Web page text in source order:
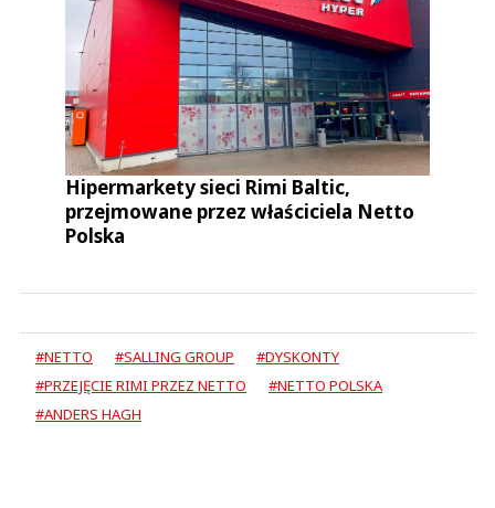
Hipermarkety sieci Rimi Baltic,
przejmowane przez właściciela Netto
Polska
#NETTO #SALLING GROUP
#DYSKONTY
#PRZEJĘCIE RIMI PRZEZ NETTO
#NETTO POLSKA
#ANDERS HAGH